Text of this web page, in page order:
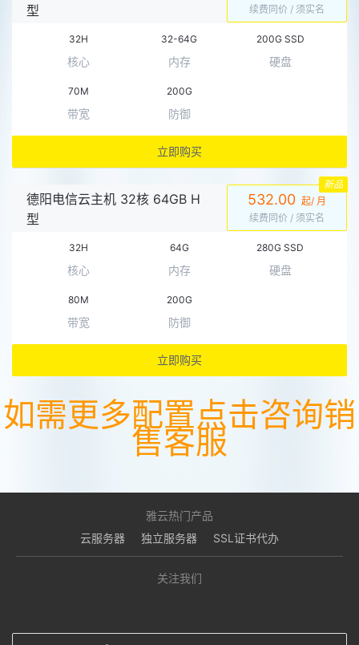
型
32H
核心
32-64G
内存
200G SSD
硬盘
70M
带宽
200G
防御
续费同价 / 须实名
立即购买
德阳电信云主机 32核 64GB H
型
32H
核心
64G
内存
280G SSD
硬盘
80M
带宽
200G
防御
532.00 起/ 月
续费同价 / 须实名
新品
立即购买
如需更多配置点击咨询销
售客服
雅云热门产品
云服务器
独立服务器 SSL证书代办
关注我们